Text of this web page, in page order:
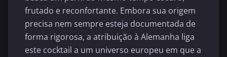
frutado e reconfortante. Embora sua origem
precisa nem sempre esteja documentada de
forma rigorosa, a atribuição à Alemanha liga
este cocktail a um universo europeu em que a